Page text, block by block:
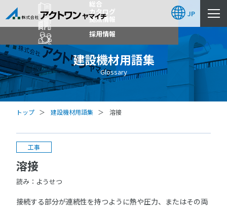
総合
カタログ
拠点情報
採用情報
JP
建設機材用語集
Glossary
トップ 建設機材用語集 溶接
工事
溶接
読み：ようせつ
接続する部分が連続性を持つように熱や圧力、またはその両